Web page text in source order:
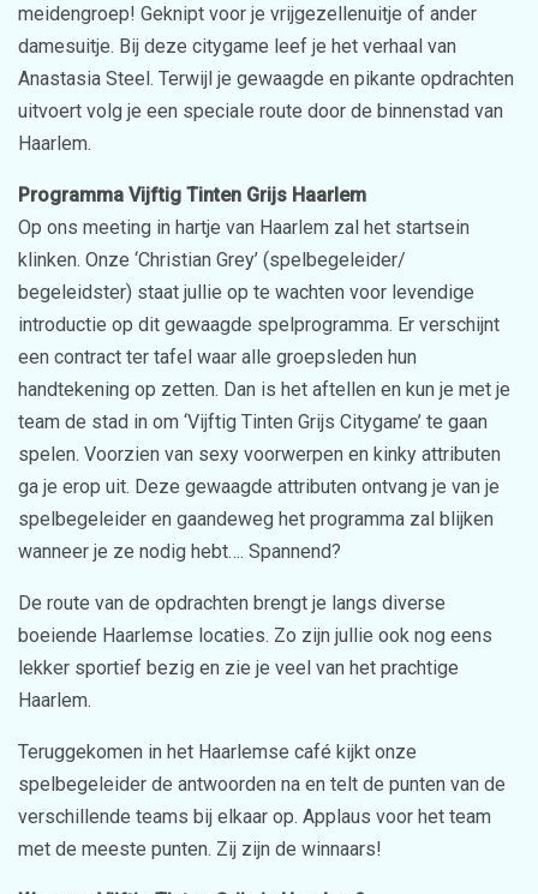
meidengroep! Geknipt voor je vrijgezellenuitje of ander
damesuitje. Bij deze citygame leef je het verhaal van
Anastasia Steel. Terwijl je gewaagde en pikante opdrachten
uitvoert volg je een speciale route door de binnenstad van
Haarlem.
Programma Vijftig Tinten Grijs Haarlem
Op ons meeting in hartje van Haarlem zal het startsein
klinken. Onze ‘Christian Grey’ (spelbegeleider/
begeleidster) staat jullie op te wachten voor levendige
introductie op dit gewaagde spelprogramma. Er verschijnt
een contract ter tafel waar alle groepsleden hun
handtekening op zetten. Dan is het aftellen en kun je met je
team de stad in om ‘Vijftig Tinten Grijs Citygame’ te gaan
spelen. Voorzien van sexy voorwerpen en kinky attributen
ga je erop uit. Deze gewaagde attributen ontvang je van je
spelbegeleider en gaandeweg het programma zal blijken
wanneer je ze nodig hebt…. Spannend?
De route van de opdrachten brengt je langs diverse
boeiende Haarlemse locaties. Zo zijn jullie ook nog eens
lekker sportief bezig en zie je veel van het prachtige
Haarlem.
Teruggekomen in het Haarlemse café kijkt onze
spelbegeleider de antwoorden na en telt de punten van de
verschillende teams bij elkaar op. Applaus voor het team
met de meeste punten. Zij zijn de winnaars!